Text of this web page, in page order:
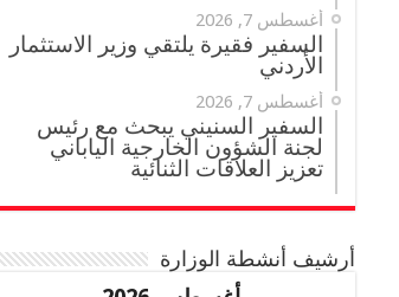
أغسطس 7, 2026
السفير فقيرة يلتقي وزير الاستثمار
الأردني
أغسطس 7, 2026
السفير السنيني يبحث مع رئيس
لجنة الشؤون الخارجية الياباني
تعزيز العلاقات الثنائية
أرشيف أنشطة الوزارة